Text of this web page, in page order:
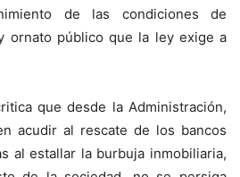
de las condiciones de
ornato público que la ley exige a
que desde la Administración,
acudir al rescate de los bancos
al estallar la burbuja inmobiliaria,